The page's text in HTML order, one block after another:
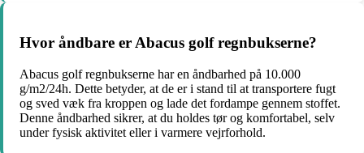
Hvor åndbare er Abacus golf regnbukserne?
Abacus golf regnbukserne har en åndbarhed på 10.000
g/m2/24h. Dette betyder, at de er i stand til at transportere fugt
og sved væk fra kroppen og lade det fordampe gennem stoffet.
Denne åndbarhed sikrer, at du holdes tør og komfortabel, selv
under fysisk aktivitet eller i varmere vejrforhold.